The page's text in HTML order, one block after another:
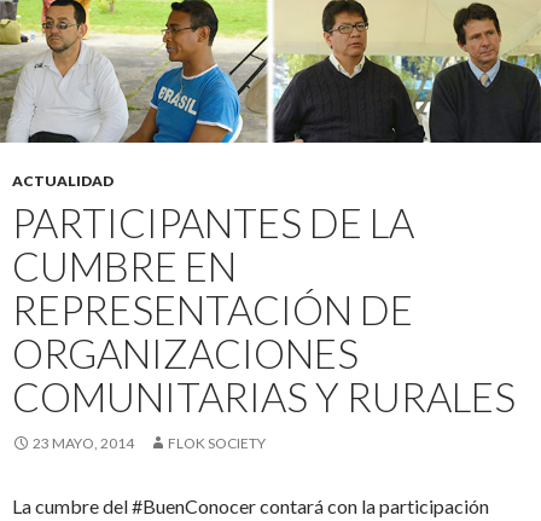
ACTUALIDAD
PARTICIPANTES DE LA
CUMBRE EN
REPRESENTACIÓN DE
ORGANIZACIONES
COMUNITARIAS Y RURALES
23 MAYO, 2014 FLOK SOCIETY
La cumbre del #BuenConocer contará con la participación